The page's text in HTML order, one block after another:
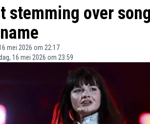
stemming over
mei 2026 om 22:17
16 mei 2026 om 23:59